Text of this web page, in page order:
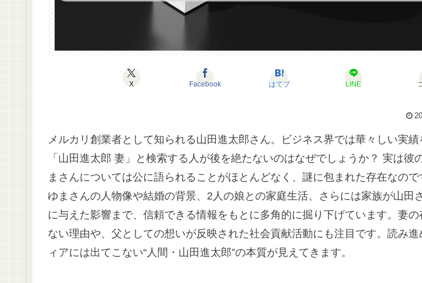
X Facebook はてブ LINE
メルカリ創業者として知られる山田進太郎さん。ビジネス界では華々しい実績
「山田進太郎 妻」と検索する人が後を絶たないのはなぜでしょうか？ 実は彼
まさんについては公に語られることがほとんどなく、謎に包まれた存在なので
ゆまさんの人物像や結婚の背景、2人の娘との家庭生活、さらには家族が山田
に与えた影響まで、信頼できる情報をもとに多角的に掘り下げています。妻の
ない理由や、父としての想いが反映された社会貢献活動にも注目です。読み
ィアには出てこない“人間・山田進太郎”の本質が見えてきます。